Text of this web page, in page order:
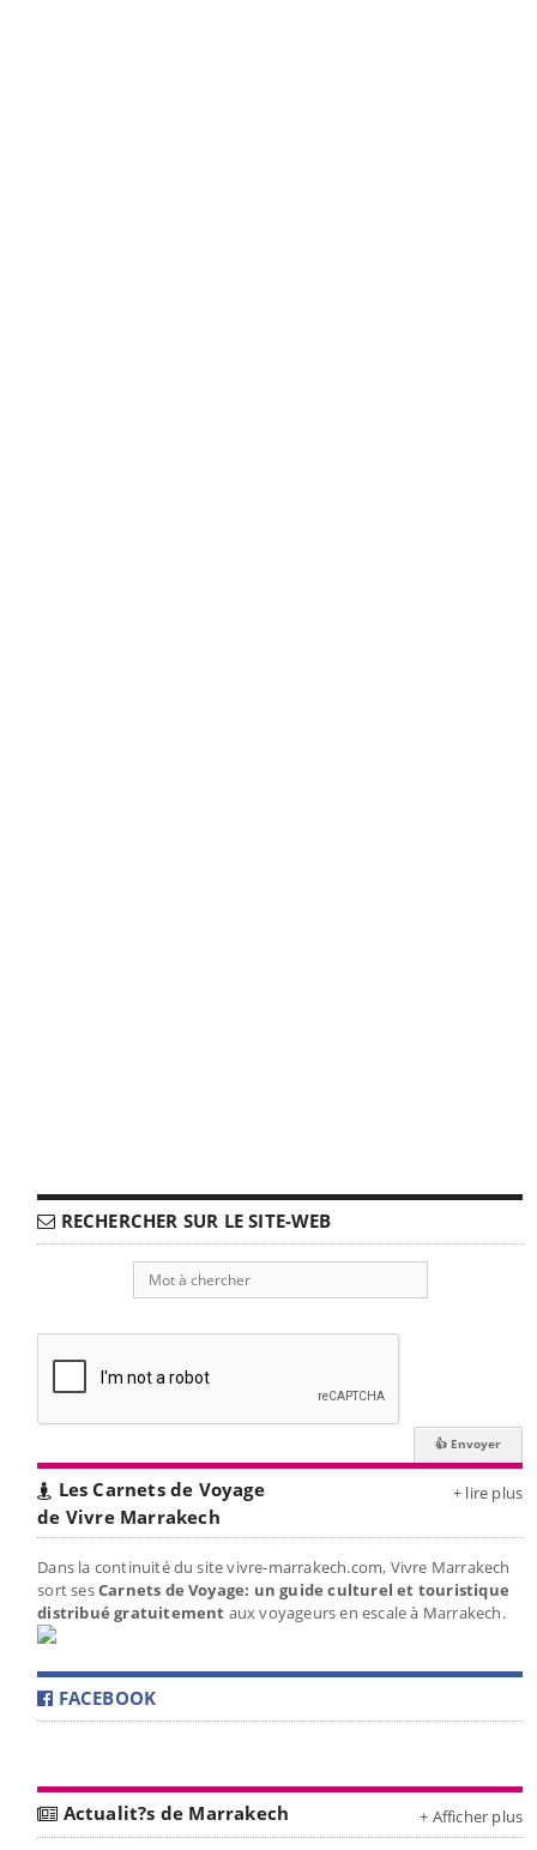
RECHERCHER SUR LE SITE-WEB
Les Carnets de Voyage
de Vivre Marrakech
+ lire plus
Dans la continuité du site vivre-marrakech.com, Vivre Marrakech
sort sesCarnets de Voyage: un guide culturel et touristique
distribué gratuitement aux voyageurs en escale à Marrakech.
FACEBOOK
Actualit?s de Marrakech + Afficher plus